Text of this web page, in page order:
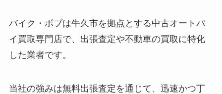
バイク・ボブは牛久市を拠点とする中古オートバ
イ買取専門店で、出張査定や不動車の買取に特化
した業者です。
当社の強みは無料出張査定を通じて、迅速かつ丁